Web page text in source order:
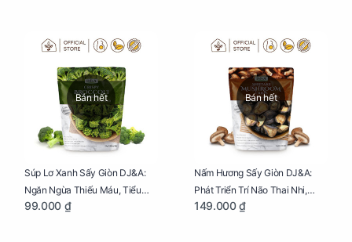
Bán hết
Súp Lơ Xanh Sấy Giòn DJ&A:
Ngăn Ngừa Thiếu Máu, Tiểu
Đường, Dị Tật Thai Nhi Túi 25g
99.000 ₫
Bán hết
Nấm Hương Sấy Giòn DJ&A:
Phát Triển Trí Não Thai Nhi,
Giảm Mệt Mỏi Cho Mẹ Bầu Túi
149.000 ₫